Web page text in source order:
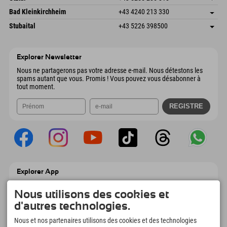
Autriche
Réservation
Gscheat 14
Autriche
Enregistrer l'adresse
Réservation
Bad Kleinkirchheim +43 4240 213 330
Dorfstraße 24
Enregistrer l'adresse
Stubaital +43 5226 398500
Explorer Newsletter
Nous ne partagerons pas votre adresse e-mail. Nous détestons les
spams autant que vous. Promis ! Vous pouvez vous désabonner à
tout moment.
Explorer App
Explorer à emporter avec aperçu de vos
réservations, liste de choses à faire, aperçu
des restaurants et bien plus encore.
Téléchargez-le maintenant !
Nous utilisons des cookies et
d'autres technologies.
Nous et nos partenaires utilisons des cookies et des technologies